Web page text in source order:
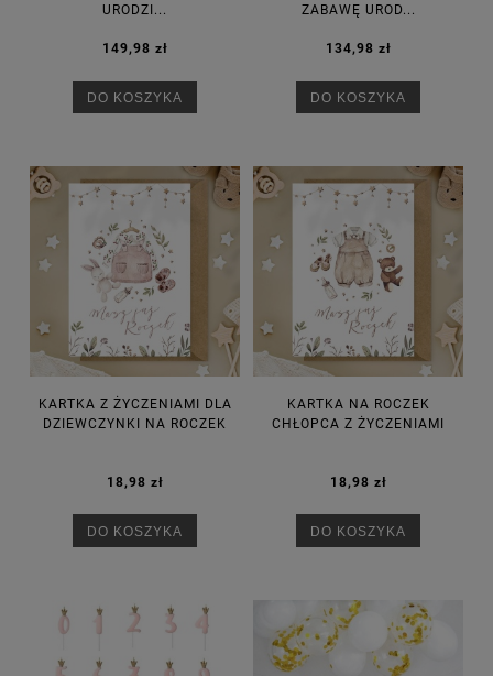
URODZI...
149,98 zł
DO KOSZYKA
ZABAWĘ UROD...
134,98 zł
DO KOSZYKA
KARTKA Z ŻYCZENIAMI DLA
DZIEWCZYNKI NA ROCZEK
18,98 zł
DO KOSZYKA
KARTKA NA ROCZEK
CHŁOPCA Z ŻYCZENIAMI
18,98 zł
DO KOSZYKA